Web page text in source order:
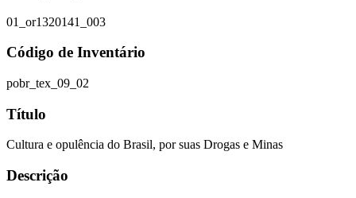
01_or1320141_003
Código de Inventário
pobr_tex_09_02
Título
Cultura e opulência do Brasil, por suas Drogas e Minas
Descrição